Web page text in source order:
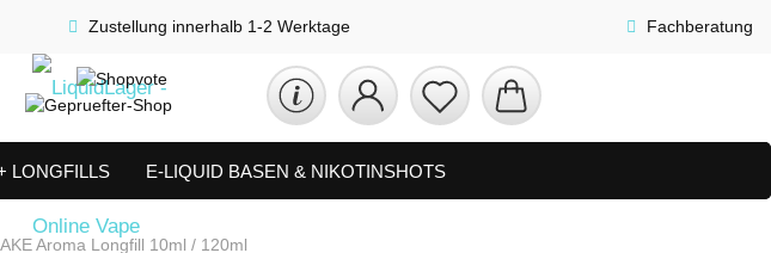
Zustellung innerhalb 1-2 Werktage Fachberatung
LONGFILLS E-LIQUID BASEN & NIKOTINSHOTS
AKKUTRÄGER & SETS
Aroma Longfill 10ml / 120ml